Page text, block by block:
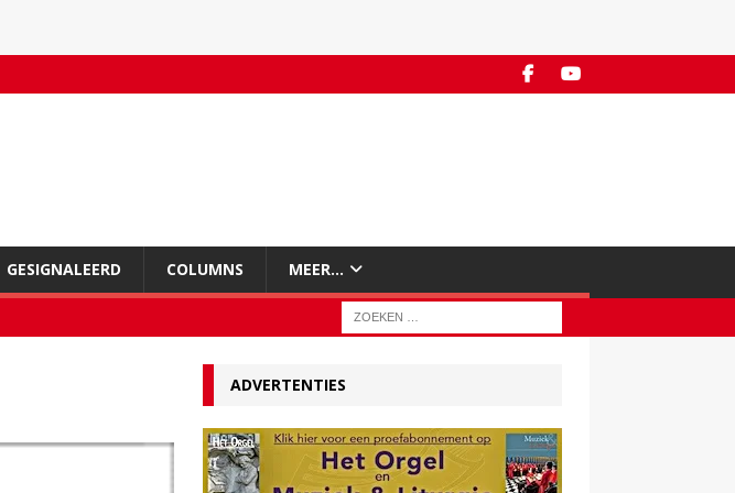
GESIGNALEERD COLUMNS MEER…
ADVERTENTIES